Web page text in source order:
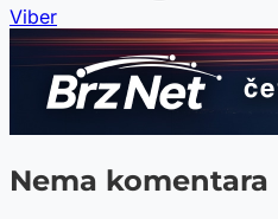
Viber
Nema komentara